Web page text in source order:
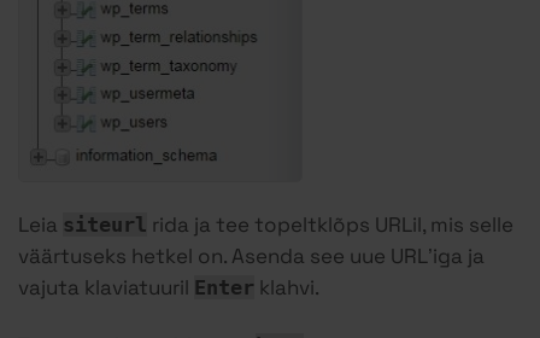
Leia siteurl rida ja tee topeltklõps URLil, mis selle
väärtuseks hetkel on. Asenda see uue URL’iga ja
vajuta klaviatuuril Enter klahvi.